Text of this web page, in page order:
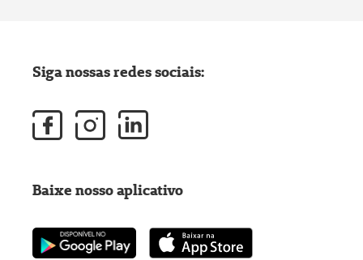
Siga nossas redes sociais:
Baixe nosso aplicativo